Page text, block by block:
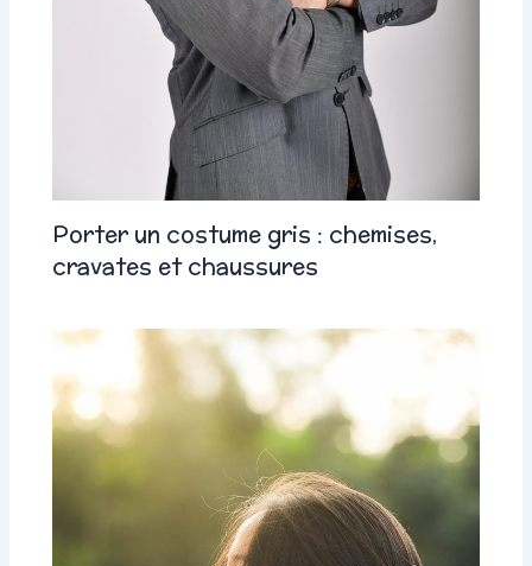
Porter un costume gris : chemises,
cravates et chaussures